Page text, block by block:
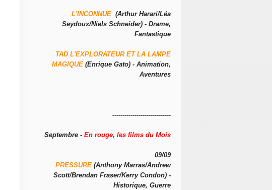
L'INCONNUE (Arthur Harari/Léa
Seydoux/Niels Schneider) - Drame,
Fantastique
TAD L'EXPLORATEUR ET LA LAMPE
MAGIQUE (Enrique Gato) - Animation,
Aventures
-----------------------------
Septembre - En rouge, les films du Mois
09/09
PRESSURE (Anthony Marras/Andrew
Scott/Brendan Fraser/Kerry Condon) -
Historique, Guerre